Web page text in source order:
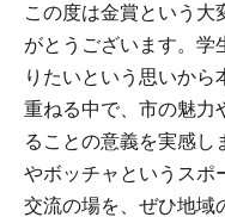
この度は金賞という大
がとうございます。学
りたいという思いから
重ねる中で、市の魅力
ることの意義を実感し
やボッチャというスポ
交流の場を、ぜひ地域